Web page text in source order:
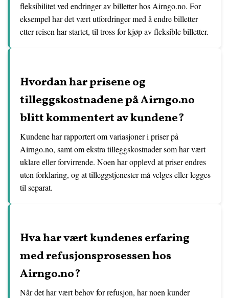
fleksibilitet ved endringer av billetter hos Airngo.no. For
eksempel har det vært utfordringer med å endre billetter
etter reisen har startet, til tross for kjøp av fleksible billetter.
Hvordan har prisene og
tilleggskostnadene på Airngo.no
blitt kommentert av kundene?
Kundene har rapportert om variasjoner i priser på
Airngo.no, samt om ekstra tilleggskostnader som har vært
uklare eller forvirrende. Noen har opplevd at priser endres
uten forklaring, og at tilleggstjenester må velges eller legges
til separat.
Hva har vært kundenes erfaring
med refusjonsprosessen hos
Airngo.no?
Når det har vært behov for refusjon, har noen kunder